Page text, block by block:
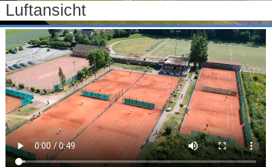
Luftansicht